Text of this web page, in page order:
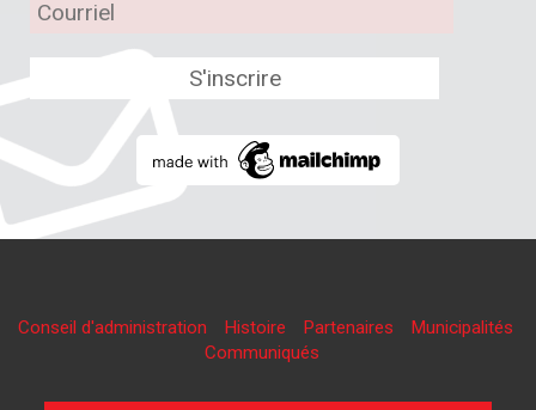
Conseil d'administration Histoire Partenaires
Municipalités
Communiqués